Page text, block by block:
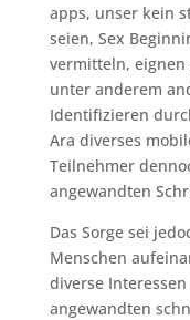
apps, unser kein
seien, Sex
vermitteln,
unter anderem
Identifizieren
Ara diverses
Teilnehmer
angewandten
Das Sorge sei
Menschen
diverse
angewandten